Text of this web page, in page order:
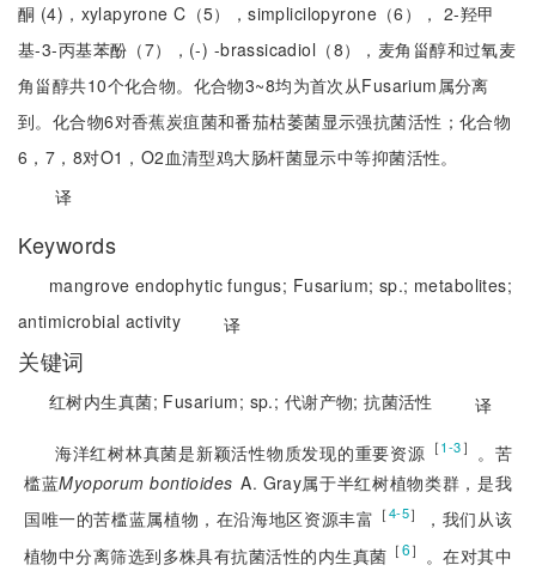
酮 (4)，xylapyrone C（5），simplicilopyrone（6）， 2-羟甲
基-3-丙基苯酚（7），(-) -brassicadiol（8），麦角甾醇和过氧麦
角甾醇共10个化合物。化合物3~8均为首次从Fusarium属分离
到。化合物6对香蕉炭疽菌和番茄枯萎菌显示强抗菌活性；化合物
6，7，8对O1，O2血清型鸡大肠杆菌显示中等抑菌活性。
译
Keywords
mangrove endophytic fungus; Fusarium; sp.; metabolites;
antimicrobial activity
译
关键词
红树内生真菌; Fusarium; sp.; 代谢产物;抗菌活性
译
海洋红树林真菌是新颖活性物质发现的重要资源 ［1-3］
。苦
槛蓝Myoporum bontioides A. Gray属于半红树植物类群，是我
国唯一的苦槛蓝属植物，在沿海地区资源丰富 ［4-5］
，我们从该
植物中分离筛选到多株具有抗菌活性的内生真菌 ［6］
。在对其中